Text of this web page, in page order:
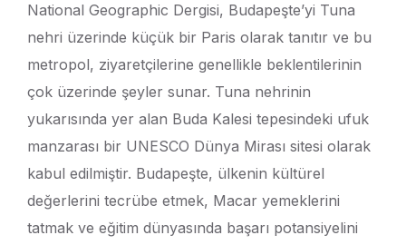
National Geographic Dergisi, Budapeşte’yi Tuna
nehri üzerinde küçük bir Paris olarak tanıtır ve bu
metropol, ziyaretçilerine genellikle beklentilerinin
çok üzerinde şeyler sunar. Tuna nehrinin
yukarısında yer alan Buda Kalesi tepesindeki ufuk
manzarası bir UNESCO Dünya Mirası sitesi olarak
kabul edilmiştir. Budapeşte, ülkenin kültürel
değerlerini tecrübe etmek, Macar yemeklerini
tatmak ve eğitim dünyasında başarı potansiyelini